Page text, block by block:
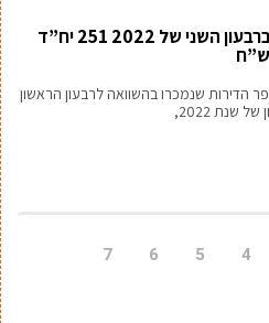
אפריקה ישראל מגורים מכרה ברבעון השני של 2022 251 יח”ד
גידול של כ-34% במספר הדירות שנמכרו בהשוואה לרבעון הראשון
4
5
6
7